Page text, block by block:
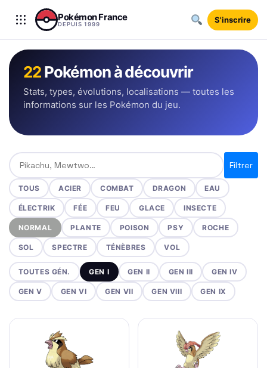
Aller au contenu
Pokémon France
DEPUIS 1999 S'inscrire
22Pokémon à découvrir
Stats, types, évolutions, localisations — toutes les
informations sur les Pokémon du jeu.
Rechercher un Pokémon
Filtrer
TOUS ACIER COMBAT DRAGON EAU
ÉLECTRIK FÉE FEU GLACE INSECTE
NORMAL PLANTE POISON PSY ROCHE
SOL SPECTRE TÉNÈBRES VOL
TOUTES GÉN. GEN I GEN II GEN III GEN IV
GEN V GEN VI GEN VII GEN VIII GEN IX